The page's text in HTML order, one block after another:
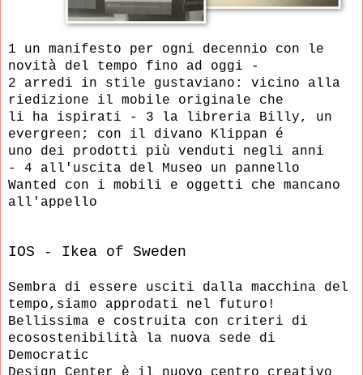
1 un manifesto per ogni decennio con le
novità del tempo fino ad oggi -
2 arredi in stile gustaviano: vicino alla
riedizione il mobile originale che
li ha ispirati - 3 la libreria Billy, un
evergreen; con il divano Klippan é
uno dei prodotti più venduti negli anni
- 4 all'uscita del Museo un pannello
Wanted con i mobili e oggetti che mancano
all'appello
IOS - Ikea of Sweden
Sembra di essere usciti dalla macchina del
tempo,siamo approdati nel futuro!
Bellissima e costruita con criteri di
ecosostenibilità la nuova sede di
Democratic